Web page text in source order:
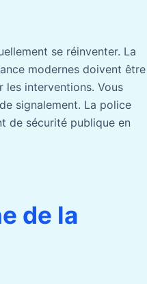
se réinventer. La
modernes doivent être
interventions. Vous
signalement. La police
de sécurité publique en
de la